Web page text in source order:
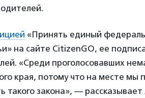
«Принять единый
на сайте CitizenGO, ее
«Среди проголосовавших
края, потому что на месте мы
такого закона», —